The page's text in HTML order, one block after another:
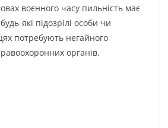
воєнного часу пильність має
які підозрілі особи чи
потребують негайного
органів.